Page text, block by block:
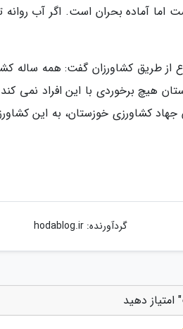
اما آماده بحران است. اگر آب روانه
از طریق کشاورزان گفت: همه ساله
هیچ برخوردی با این افراد نمی
کشاورزی خوزستان، به این
گردآورنده:hodablog.ir
دهید